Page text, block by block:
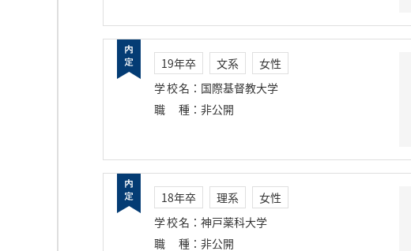
19年卒 文系
女性
学校名 ： 国際基督教大学
職種 ： 非公開
18年卒 理系
女性
学校名 ： 神戸薬科大学
職種 ： 非公開